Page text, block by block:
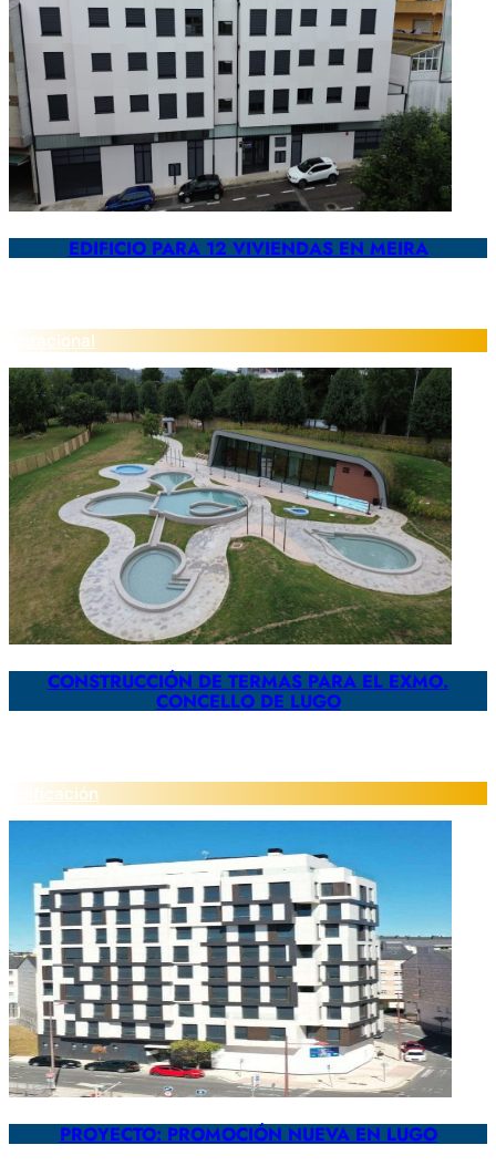
EDIFICIO PARA 12 VIVIENDAS EN MEIRA
Dotacional
CONSTRUCCIÓN DE TERMAS PARA EL EXMO.
CONCELLO DE LUGO
Edificación
PROYECTO: PROMOCIÓN NUEVA EN LUGO